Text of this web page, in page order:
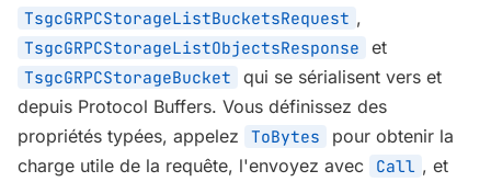
TsgcGRPCStorageListBucketsRequest ,
TsgcGRPCStorageListObjectsResponse et
TsgcGRPCStorageBucket
qui se sérialisent vers et
depuis Protocol Buffers. Vous définissez des
propriétés typées, appelez
ToBytes
pour obtenir la
charge utile de la requête, l'envoyez avec
Call , et